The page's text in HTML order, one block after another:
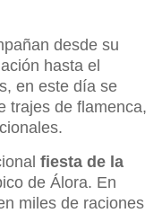
desde su
hasta el
en este día se
trajes de flamenca,
fiesta de la
de Álora. En
miles de raciones